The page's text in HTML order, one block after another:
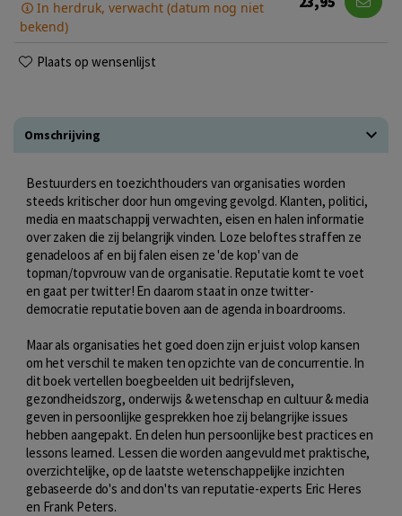
In herdruk, verwacht (datum nog niet
bekend)
Plaats op wensenlijst
Omschrijving
Bestuurders en toezichthouders van organisaties worden
steeds kritischer door hun omgeving gevolgd. Klanten, politici,
media en maatschappij verwachten, eisen en halen informatie
over zaken die zij belangrijk vinden. Loze beloftes straffen ze
genadeloos af en bij falen eisen ze 'de kop' van de
topman/topvrouw van de organisatie. Reputatie komt te voet
en gaat per twitter! En daarom staat in onze twitter-
democratie reputatie boven aan de agenda in boardrooms.
Maar als organisaties het goed doen zijn er juist volop kansen
om het verschil te maken ten opzichte van de concurrentie. In
dit boek vertellen boegbeelden uit bedrijfsleven,
gezondheidszorg, onderwijs & wetenschap en cultuur & media
geven in persoonlijke gesprekken hoe zij belangrijke issues
hebben aangepakt. En delen hun persoonlijke best practices en
lessons learned. Lessen die worden aangevuld met praktische,
overzichtelijke, op de laatste wetenschappelijke inzichten
gebaseerde do's and don'ts van reputatie-experts Eric Heres
en Frank Peters.